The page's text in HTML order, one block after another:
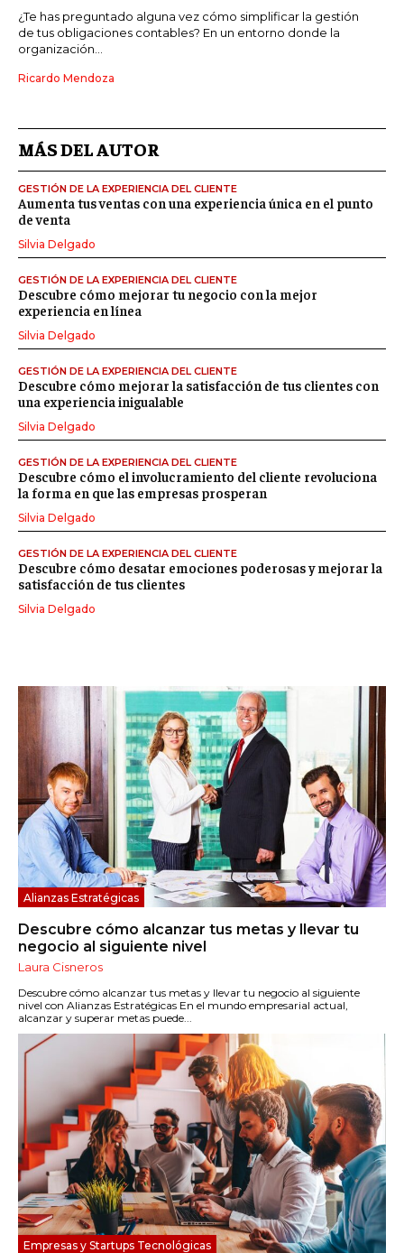
Alianzas Estratégicas
Descubre cómo alcanzar tus metas y llevar tu
negocio al siguiente nivel
Laura Cisneros
Descubre cómo alcanzar tus metas y llevar tu negocio al siguiente
nivel con Alianzas Estratégicas En el mundo empresarial actual,
alcanzar y superar metas puede...
Empresas y Startups Tecnológicas
¿Te has preguntado alguna vez cómo simplificar la gestión
de tus obligaciones contables? En un entorno donde la
organización...
Ricardo Mendoza
MÁS DEL AUTOR
GESTIÓN DE LA EXPERIENCIA DEL CLIENTE
Aumenta tus ventas con una experiencia única en el punto
de venta
Silvia Delgado
GESTIÓN DE LA EXPERIENCIA DEL CLIENTE
Descubre cómo mejorar tu negocio con la mejor
experiencia en línea
Silvia Delgado
GESTIÓN DE LA EXPERIENCIA DEL CLIENTE
Descubre cómo mejorar la satisfacción de tus clientes con
una experiencia inigualable
Silvia Delgado
GESTIÓN DE LA EXPERIENCIA DEL CLIENTE
Descubre cómo el involucramiento del cliente revoluciona
la forma en que las empresas prosperan
Silvia Delgado
GESTIÓN DE LA EXPERIENCIA DEL CLIENTE
Descubre cómo desatar emociones poderosas y mejorar la
satisfacción de tus clientes
Silvia Delgado